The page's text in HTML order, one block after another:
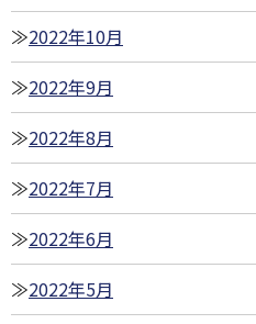
2022年10月
2022年9月
2022年8月
2022年7月
2022年6月
2022年5月